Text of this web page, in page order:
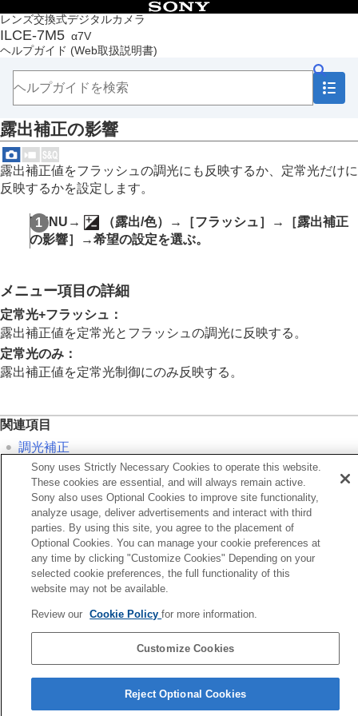
レンズ交換式デジタルカメラ
ILCE-7M5 α7V
ヘルプガイド (Web取扱説明書)
目次
トップページ
ヘルプガイドの使いかた
本体と付属品を確認する
本機の基本操作
準備/基本的な撮影
MENU一覧から機能を探す
撮影機能を活用する
この章の目次
自分撮り動画やVlog撮影に便利な機能
フォーカス（ピント）を合わせる
露出/測光を調整する
ISO感度を選ぶ
ホワイトバランス
画像に効果を加える
ドライブモードを使う（連写/セルフタイマー）
インターバル撮影機能
画質や記録形式を設定する
タッチ機能を使う
シャッターの設定
ズームする
フラッシュを使う
フラッシュ（別売）を使う
フラッシュモード
調光補正
露出補正の影響
ワイヤレスフラッシュ
赤目軽減発光
FELロック
外部フラッシュ設定
フラッシュ撮影設定登録
手ブレを補正する
露出補正の影響
露出補正値をフラッシュの調光にも反映するか、定常光だけに
反映するかを設定します。
MENU → （露出/色）→ ［フラッシュ］ →
［露出補正
の影響］
→希望の設定を選ぶ。
メニュー項目の詳細
定常光+フラッシュ ：
露出補正値を定常光とフラッシュの調光に反映する。
定常光のみ ：
露出補正値を定常光制御にのみ反映する。
関連項目
調光補正
ワイヤレスフラッ
TP1002110329
言語選択ページへ
5-069-971-01(4)
Sony uses Strictly Necessary Cookies to operate this website.
These cookies are essential, and will always remain active.
Sony also uses Optional Cookies to improve site functionality,
analyze usage, deliver advertisements and interact with third
parties. By using this site, you agree to the placement of
Optional Cookies. You can manage your cookie preferences at
any time by clicking "Customize Cookies" Depending on your
selected cookie preferences, the full functionality of this
website may not be available.
Review our Cookie Policyfor more information.
Customize Cookies
Reject Optional Cookies